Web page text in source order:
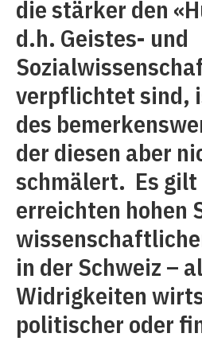
die stärker den
d.h. Geistes- und
verpflichtet sind,
des
der diesen aber
schmälert. Es gilt
erreichten hohen
in der Schweiz –
Widrigkeiten
politischer oder